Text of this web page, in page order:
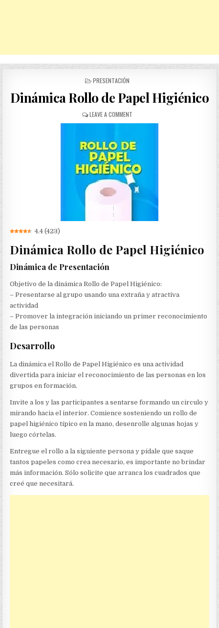
POSTED
PRESENTACIÓN
Dinámica Rollo de Papel Higiénico
LEAVE A COMMENTON
DINÁMICA
DE
PAPEL
4.4 (423)
Dinámica Rollo de Papel Higiénico
Dinámica de Presentación
Objetivo de la dinámica Rollo de Papel Higiénico:
– Presentarse al grupo usando una extraña y atractiva
actividad
– Promover la integración iniciando un primer reconocimiento
de las personas
Desarrollo
La dinámica el Rollo de Papel Higiénico es una actividad
divertida para iniciar el reconocimiento de las personas en los
grupos en formación.
Invite a los y las participantes a sentarse formando un circulo y
mirando hacia el interior. Comience sosteniendo un rollo de
papel higiénico típico en la mano, desenrolle algunas hojas y
luego córtelas.
Entregue el rollo a la siguiente persona y pídale que saque
tantos papeles como crea necesario, es importante no brindar
más información. Sólo solicite que arranca los cuadrados que
creé que necesitará.